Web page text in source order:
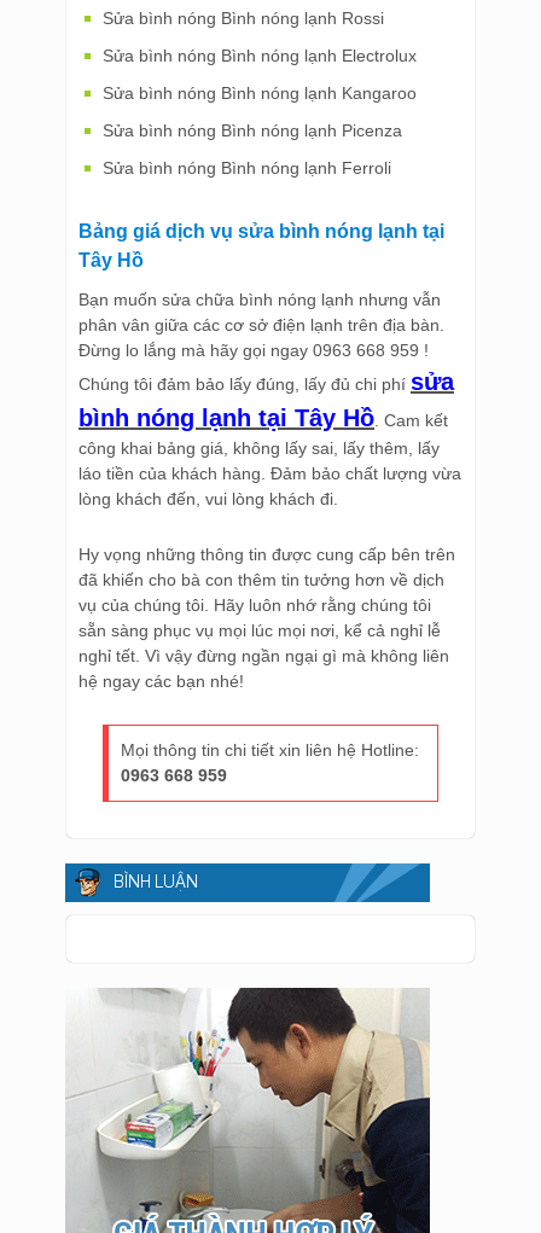
Sửa bình nóng Bình nóng lạnh Rossi
Sửa bình nóng Bình nóng lạnh Electrolux
Sửa bình nóng Bình nóng lạnh Kangaroo
Sửa bình nóng Bình nóng lạnh Picenza
Sửa bình nóng Bình nóng lạnh Ferroli
Bảng giá dịch vụ sửa bình nóng lạnh tại
Tây Hồ
Bạn muốn sửa chữa bình nóng lạnh nhưng vẫn
phân vân giữa các cơ sở điện lạnh trên địa bàn.
Đừng lo lắng mà hãy gọi ngay 0963 668 959 !
Chúng tôi đảm bảo lấy đúng, lấy đủ chi phí sửa
bình nóng lạnh tại Tây Hồ. Cam kết
công khai bảng giá, không lấy sai, lấy thêm, lấy
láo tiền của khách hàng. Đảm bảo chất lượng vừa
lòng khách đến, vui lòng khách đi.
Hy vọng những thông tin được cung cấp bên trên
đã khiến cho bà con thêm tin tưởng hơn về dịch
vụ của chúng tôi. Hãy luôn nhớ rằng chúng tôi
sẵn sàng phục vụ mọi lúc mọi nơi, kể cả nghỉ lễ
nghỉ tết. Vì vậy đừng ngần ngại gì mà không liên
hệ ngay các bạn nhé!
Mọi thông tin chi tiết xin liên hệ Hotline:
0963 668 959
BÌNH LUẬN